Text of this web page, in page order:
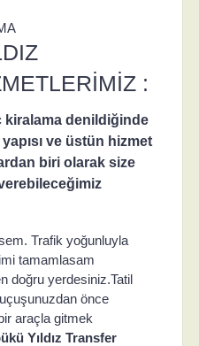
:
kiralama denildiğinde
ve üstün hizmet
biri olarak size
Trafik yoğunluyla
tamamlasam
doğru yerdesiniz.Tatil
önce
araçla gitmek
Yıldız Transfer